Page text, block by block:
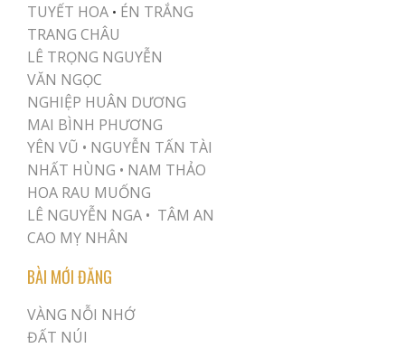
TUYẾT HOA • ÉN TRẮNG
TRANG CHÂU
LÊ TRỌNG NGUYỄN
VĂN NGỌC
NGHIỆP HUÂN DƯƠNG
MAI BÌNH PHƯƠNG
YÊN VŨ • NGUYỄN TẤN TÀI
NHẤT HÙNG • NAM THẢO
HOA RAU MUỐNG
LÊ NGUYỄN NGA • TÂM AN
CAO MỴ NHÂN
BÀI MỚI ĐĂNG
VÀNG NỖI NHỚ
ĐẤT NÚI